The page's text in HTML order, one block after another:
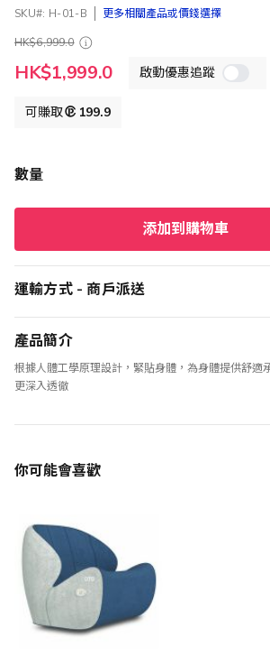
SKU H-01-B
更多相關產品或價錢選擇
HK$6,999.0
特
殊
HK$1,999.0 啟動優惠追蹤
可賺取 199.9
數量
添加到購物車
運輸方式 - 商戶派送
產品簡介
根據人體工學原理設計，緊貼身體，為身體提供舒適
更深入透徹
你可能會喜歡